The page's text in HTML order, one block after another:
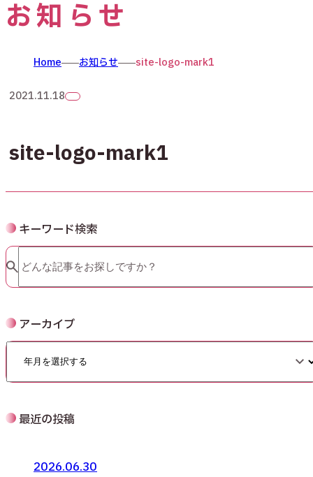
お知らせ
Home お知らせ site-logo-mark1
2021.11.18
site-logo-mark1
キーワード検索
アーカイブ
最近の投稿
2026.06.30